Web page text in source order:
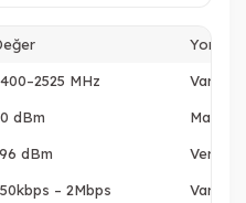
Yorum
MHz
dBm
dBm Veri
– 2Mbps